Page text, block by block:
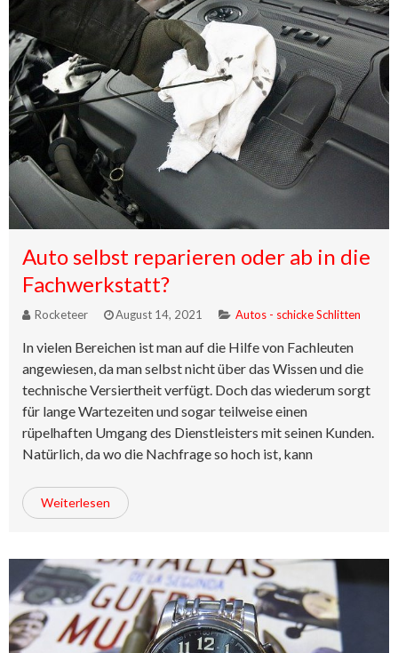
Auto selbst reparieren oder ab in die
Fachwerkstatt?
Rocketeer August 14, 2021 Autos - schicke Schlitten
In vielen Bereichen ist man auf die Hilfe von Fachleuten
angewiesen, da man selbst nicht über das Wissen und die
technische Versiertheit verfügt. Doch das wiederum sorgt
für lange Wartezeiten und sogar teilweise einen
rüpelhaften Umgang des Dienstleisters mit seinen Kunden.
Natürlich, da wo die Nachfrage so hoch ist, kann
Weiterlesen